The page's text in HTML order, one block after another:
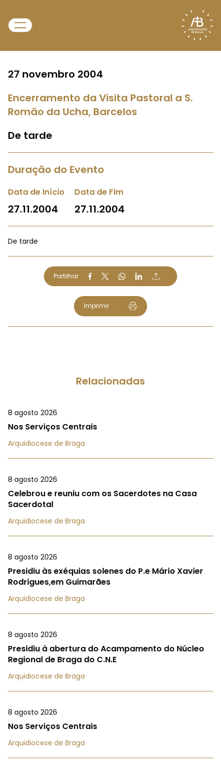
27 novembro 2004
Encerramento da Visita Pastoral a S.
Romão da Ucha, Barcelos
De tarde
Duração do Evento
Data de Início
27.11.2004
Data de Fim
27.11.2004
De tarde
Partilhar
Imprimir
Relacionadas
8 agosto 2026
Nos Serviços Centrais
Arquidiocese de Braga
8 agosto 2026
Celebrou e reuniu com os Sacerdotes na Casa
Sacerdotal
Arquidiocese de Braga
8 agosto 2026
Presidiu às exéquias solenes do P.e Mário Xavier
Rodrigues,em Guimarães
Arquidiocese de Braga
8 agosto 2026
Presidiu à abertura do Acampamento do Núcleo
Regional de Braga do C.N.E
Arquidiocese de Braga
8 agosto 2026
Nos Serviços Centrais
Arquidiocese de Braga